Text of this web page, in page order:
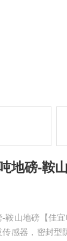
地磅-鞍
鞍山地磅【佳
感器，密封型